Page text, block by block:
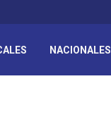
NACIONALES